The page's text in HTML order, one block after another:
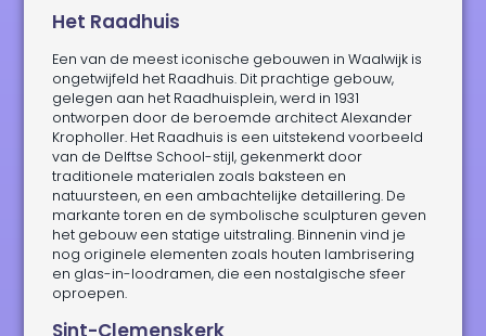
Het Raadhuis
Een van de meest iconische gebouwen in Waalwijk is
ongetwijfeld het Raadhuis. Dit prachtige gebouw,
gelegen aan het Raadhuisplein, werd in 1931
ontworpen door de beroemde architect Alexander
Kropholler. Het Raadhuis is een uitstekend voorbeeld
van de Delftse School-stijl, gekenmerkt door
traditionele materialen zoals baksteen en
natuursteen, en een ambachtelijke detaillering. De
markante toren en de symbolische sculpturen geven
het gebouw een statige uitstraling. Binnenin vind je
nog originele elementen zoals houten lambrisering
en glas-in-loodramen, die een nostalgische sfeer
oproepen.
Sint-Clemenskerk